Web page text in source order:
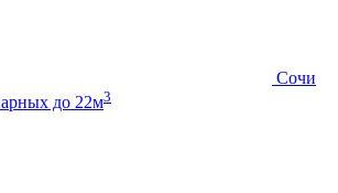
Сочи
до 22м3